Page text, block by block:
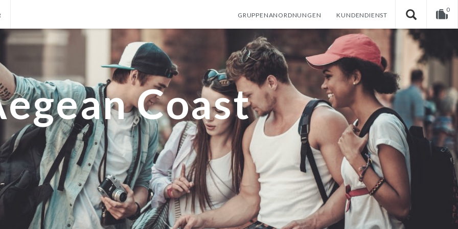
MIAMI
NEW ORLEANS
NEW YORK
ORLANDO
SAN FRANCISCO
SAN JOSE
TORONTO
VALENCIA
GRUPPENANORDNUNGEN KUNDENDIENST
0
Warenkorb ist noch leer.
Coast